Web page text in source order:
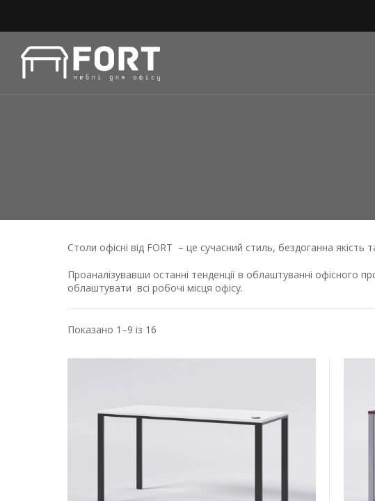
Столи офісні від FORT – це сучасний стиль, бездоганна якість
Проаналізувавши останні тенденції в облаштуванні
облаштувати всі робочі місця офісу.
Показано 1–9 із 16